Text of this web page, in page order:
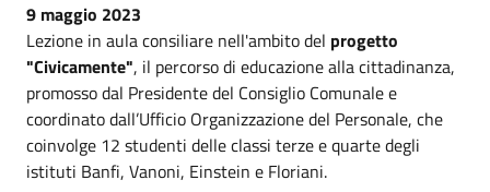
9 maggio 2023
Lezione in aula consiliare nell'ambito del progetto
"Civicamente", il percorso di educazione alla cittadinanza,
promosso dal Presidente del Consiglio Comunale e
coordinato dall’Ufficio Organizzazione del Personale, che
coinvolge 12 studenti delle classi terze e quarte degli
istituti Banfi, Vanoni, Einstein e Floriani.